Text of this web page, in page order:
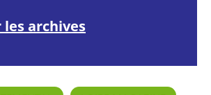
archives